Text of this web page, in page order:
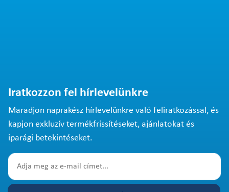
Iratkozzon fel hírlevelünkre
Maradjon naprakész hírlevelünkre való feliratkozással, és
kapjon exkluzív termékfrissítéseket, ajánlatokat és
iparági betekintéseket.